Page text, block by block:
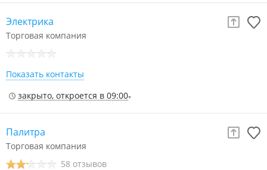
Электрика
Торговая компания
Показать контакты
закрыто, откроется в 09:00
Палитра
Торговая компания
58 отзывов